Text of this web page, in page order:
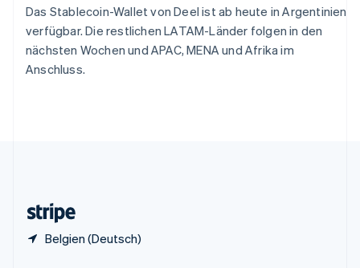
Das Stablecoin-Wallet von Deel ist ab heute in Argentinien
verfügbar. Die restlichen LATAM-Länder folgen in den
nächsten Wochen und APAC, MENA und Afrika im
Anschluss.
Belgien (Deutsch)
ไทยEnglish
Tschechische Republik
English
Ungarn
English